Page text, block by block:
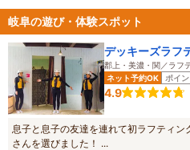
岐阜の遊び・体験スポット
デッキーズラフ
郡上・美濃・関／ラフ
ネット予約OK
ポイ
4.9
息子と息子の友達を連れて初ラフティ
さんを選びました！ ...